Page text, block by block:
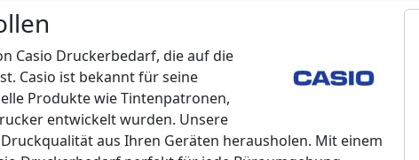
Casio Druckerbedarf, die auf die
Casio ist bekannt für seine
Produkte wie Tintenpatronen,
entwickelt wurden. Unsere
aus Ihren Geräten herausholen. Mit einem